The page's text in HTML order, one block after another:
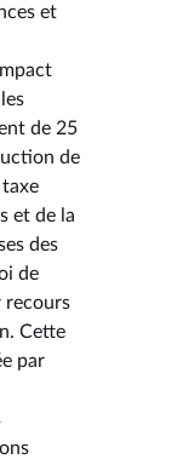
et
de 25
de
taxe
et de la
des
de
recours
Cette
par